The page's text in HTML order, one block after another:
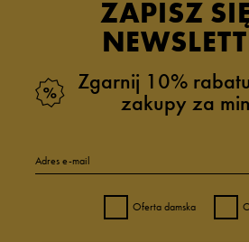
ZAPISZ
Zgarnij 10%
zakupy za
Adres e-mail
Oferta damska